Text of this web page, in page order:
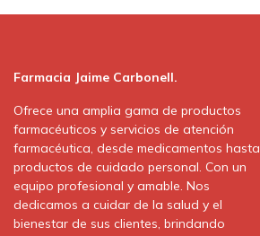
Farmacia Jaime Carbonell.
Ofrece una amplia gama de productos
farmacéuticos y servicios de atención
farmacéutica, desde medicamentos hasta
productos de cuidado personal. Con un
equipo profesional y amable. Nos
dedicamos a cuidar de la salud y el
bienestar de sus clientes, brindando